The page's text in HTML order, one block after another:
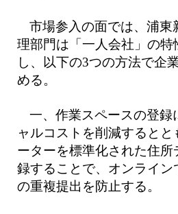
市場参入の面では、浦東
理部門は「一人会社」の特
し、以下の3つの方法で企
める。
一、作業スペースの登録
ャルコストを削減すると
ーターを標準化された住所
録することで、オンライン
の重複提出を防止する。